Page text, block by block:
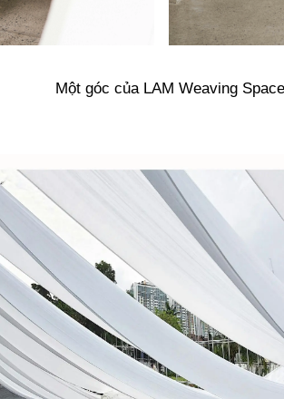
Một góc của LAM Weaving